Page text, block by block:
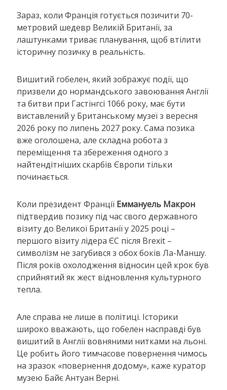
Зараз, коли Франція готується позичити 70-
метровий шедевр Великій Британії, за
лаштунками триває планування, щоб втілити
історичну позичку в реальність.
Вишитий гобелен, який зображує події, що
призвели до нормандського завоювання Англії
та битви при Гастінгсі 1066 року, має бути
виставлений у Британському музеї з вересня
2026 року по липень 2027 року. Сама позика
вже оголошена, але складна робота з
переміщення та збереження одного з
найтендітніших скарбів Європи тільки
починається.
Коли президент Франції Еммануель Макрон
підтвердив позику під час свого державного
візиту до Великої Британії у 2025 році –
першого візиту лідера ЄС після Brexit –
символізм не загубився з обох боків Ла-Маншу.
Після років охолодження відносин цей крок був
сприйнятий як жест відновлення культурного
тепла.
Але справа не лише в політиці. Історики
широко вважають, що гобелен насправді був
вишитий в Англії вовняними нитками на льоні.
Це робить його тимчасове повернення чимось
на зразок «повернення додому», каже куратор
музею Байє Антуан Верні.